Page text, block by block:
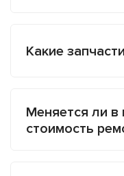
Какие
Меняется ли в
стоимость